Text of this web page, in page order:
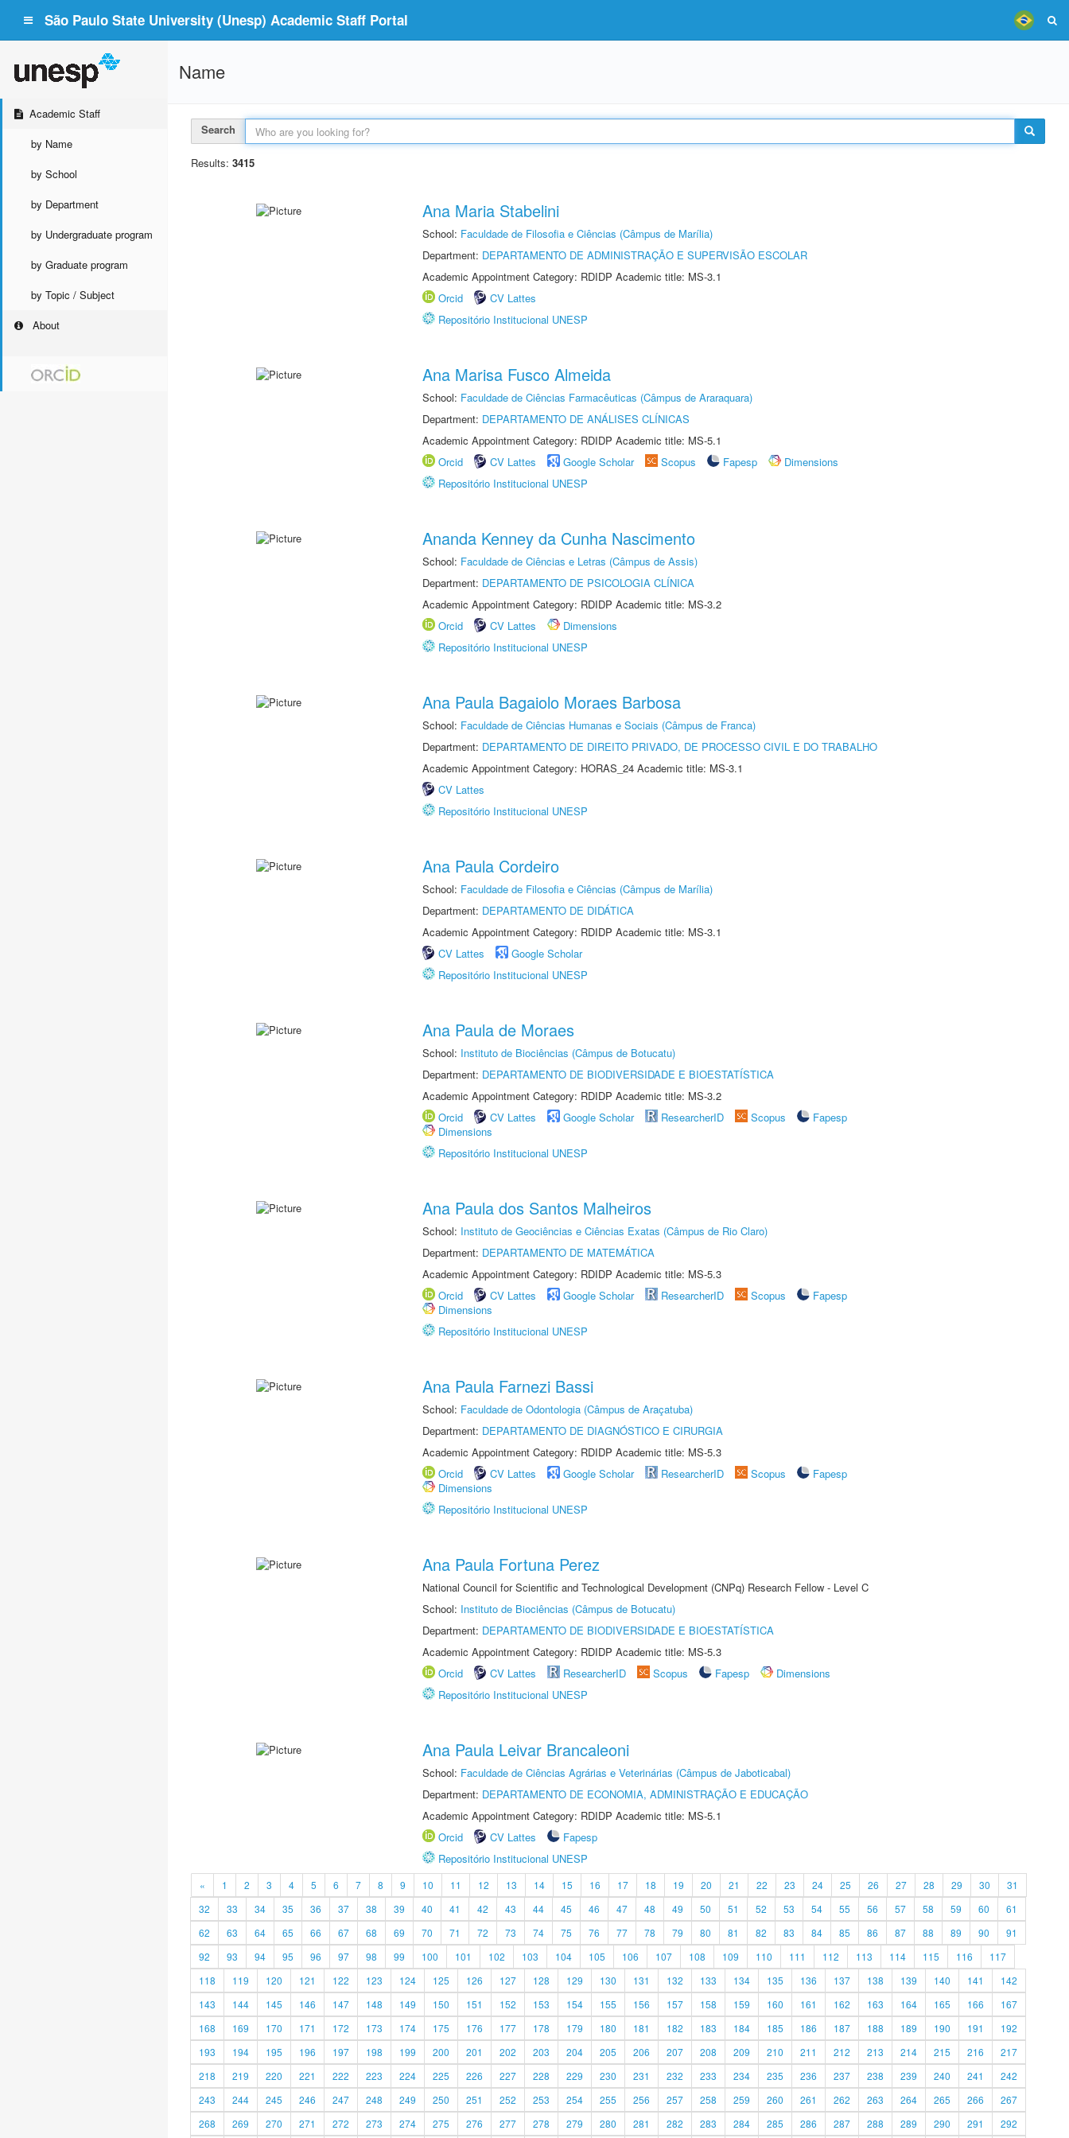
São Paulo State University (Unesp) Academic Staff Portal
Academic Staff
by Name
by School
by Department
by Undergraduate program
by Graduate program
by Topic / Subject
About
Name
Search
Results: 3415
Ana Maria Stabelini
School: Faculdade de Filosofia e Ciências (Câmpus de Marília)
Department: DEPARTAMENTO DE ADMINISTRAÇÃO E SUPERVISÃO ESCOLAR
Academic Appointment Category: RDIDP Academic title: MS-3.1
Orcid
CV Lattes
Repositório Institucional UNESP
Ana Marisa Fusco Almeida
School: Faculdade de Ciências Farmacêuticas (Câmpus de Araraquara)
Department: DEPARTAMENTO DE ANÁLISES CLÍNICAS
Academic Appointment Category: RDIDP Academic title: MS-5.1
Orcid
CV Lattes Google Scholar Scopus Fapesp
Dimensions
Repositório Institucional UNESP
Ananda Kenney da Cunha Nascimento
School: Faculdade de Ciências e Letras (Câmpus de Assis)
Department: DEPARTAMENTO DE PSICOLOGIA CLÍNICA
Academic Appointment Category: RDIDP Academic title: MS-3.2
Orcid
CV Lattes
Dimensions
Repositório Institucional UNESP
Ana Paula Bagaiolo Moraes Barbosa
School: Faculdade de Ciências Humanas e Sociais (Câmpus de Franca)
Department: DEPARTAMENTO DE DIREITO PRIVADO, DE PROCESSO CIVIL E DO TRABALHO
Academic Appointment Category: HORAS_24 Academic title: MS-3.1
CV Lattes
Repositório Institucional UNESP
Ana Paula Cordeiro
School: Faculdade de Filosofia e Ciências (Câmpus de Marília)
Department: DEPARTAMENTO DE DIDÁTICA
Academic Appointment Category: RDIDP Academic title: MS-3.1
CV Lattes
Google Scholar
Repositório Institucional UNESP
Ana Paula de Moraes
School: Instituto de Biociências (Câmpus de Botucatu)
Department: DEPARTAMENTO DE BIODIVERSIDADE E BIOESTATÍSTICA
Academic Appointment Category: RDIDP Academic title: MS-3.2
Orcid
CV Lattes Google Scholar ResearcherID Scopus
Fapesp
Dimensions
Repositório Institucional UNESP
Ana Paula dos Santos Malheiros
School: Instituto de Geociências e Ciências Exatas (Câmpus de Rio Claro)
Department: DEPARTAMENTO DE MATEMÁTICA
Academic Appointment Category: RDIDP Academic title: MS-5.3
Orcid
CV Lattes Google Scholar ResearcherID Scopus
Fapesp
Dimensions
Repositório Institucional UNESP
Ana Paula Farnezi Bassi
School: Faculdade de Odontologia (Câmpus de Araçatuba)
Department: DEPARTAMENTO DE DIAGNÓSTICO E CIRURGIA
Academic Appointment Category: RDIDP Academic title: MS-5.3
Orcid
CV Lattes Google Scholar ResearcherID Scopus
Fapesp
Dimensions
Repositório Institucional UNESP
Ana Paula Fortuna Perez
National Council for Scientific and Technological Development (CNPq) Research Fellow - Level C
School: Instituto de Biociências (Câmpus de Botucatu)
Department: DEPARTAMENTO DE BIODIVERSIDADE E BIOESTATÍSTICA
Academic Appointment Category: RDIDP Academic title: MS-5.3
Orcid
CV Lattes ResearcherID Scopus Fapesp
Dimensions
Repositório Institucional UNESP
Ana Paula Leivar Brancaleoni
School: Faculdade de Ciências Agrárias e Veterinárias (Câmpus de Jaboticabal)
Department: DEPARTAMENTO DE ECONOMIA, ADMINISTRAÇÃO E EDUCAÇÃO
Academic Appointment Category: RDIDP Academic title: MS-5.1
Orcid
CV Lattes
Fapesp
Repositório Institucional UNESP
« 1 2 3 4 5 6 7 8 9 10 11 12 13 14 15 16 17 18 19 20 21 22 23 24 25 26 27 28 29 30
31
32
33 34 35 36 37 38 39 40 41 42 43 44 45 46 47 48 49 50 51 52 53 54 55 56 57 58 59 60
61
62
63 64 65 66 67 68 69 70 71 72 73 74 75 76 77 78 79 80 81 82 83 84 85 86 87 88 89 90
91
92
93 94 95 96 97 98 99 100 101 102 103 104 105 106 107 108 109 110 111 112 113 114 115 116
117
118
119 120 121 122 123 124 125 126 127 128 129 130 131 132 133 134 135 136 137 138 139 140 141
142
143
144 145 146 147 148 149 150 151 152 153 154 155 156 157 158 159 160 161 162 163 164 165 166
167
168
169 170 171 172 173 174 175 176 177 178 179 180 181 182 183 184 185 186 187 188 189 190 191
192
193
194 195 196 197 198 199 200 201 202 203 204 205 206 207 208 209 210 211 212 213 214 215 216
217
218
219 220 221 222 223 224 225 226 227 228 229 230 231 232 233 234 235 236 237 238 239 240 241
242
243
244 245 246 247 248 249 250 251 252 253 254 255 256 257 258 259 260 261 262 263 264 265 266
267
268
269 270 271 272 273 274 275 276 277 278 279 280 281 282 283 284 285 286 287 288 289 290 291 292